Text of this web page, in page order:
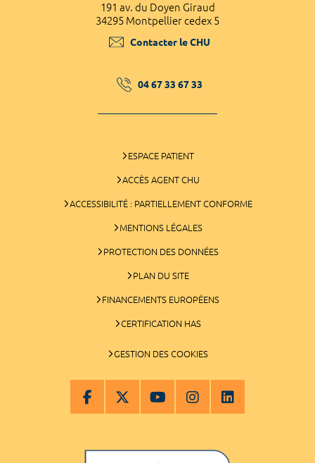
191 av. du Doyen Giraud
34295 Montpellier cedex 5
Contacter le CHU
04 67 33 67 33
ESPACE PATIENT
ACCÈS AGENT CHU
ACCESSIBILITÉ : PARTIELLEMENT CONFORME
MENTIONS LÉGALES
PROTECTION DES DONNÉES
PLAN DU SITE
FINANCEMENTS EUROPÉENS
CERTIFICATION HAS
GESTION DES COOKIES